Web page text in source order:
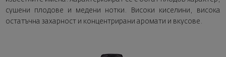
сушени плодове и медени нотки. Високи киселини, висока
остатъчна захарност и концентрирани аромати и вкусове.